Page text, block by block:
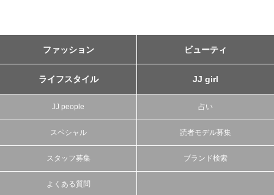
ファッション ビューティ
ライフスタイル JJ girl
JJ people 占い
スペシャル 読者モデル募集
スタッフ募集 ブランド検索
よくある質問